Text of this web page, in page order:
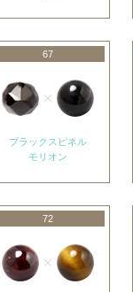
67
ブラックスピネル
モリオン
72